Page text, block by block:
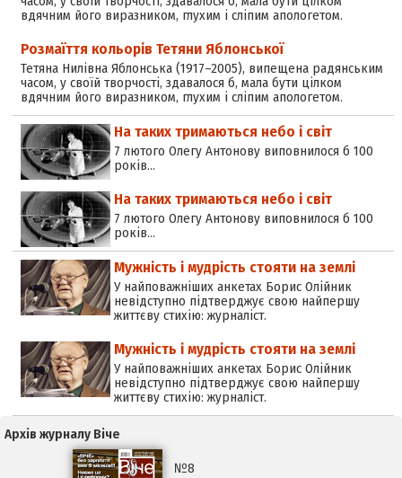
вдячним його виразником, глухим і сліпим апологетом.
Розмаїття кольорів Тетяни Яблонської
Тетяна Нилівна Яблонська (1917–2005), випещена радянським
часом, у своїй творчості, здавалося б, мала бути цілком
вдячним його виразником, глухим і сліпим апологетом.
На таких тримаються небо і світ
7 лютого Олегу Антонову виповнилося б 100
років…
На таких тримаються небо і світ
7 лютого Олегу Антонову виповнилося б 100
років…
Мужність і мудрість стояти на землі
У найповажніших анкетах Борис Олійник
невідступно підтверджує свою найпершу
життєву стихію: журналіст.
Мужність і мудрість стояти на землі
У найповажніших анкетах Борис Олійник
невідступно підтверджує свою найпершу
життєву стихію: журналіст.
Архів журналу Віче
№8